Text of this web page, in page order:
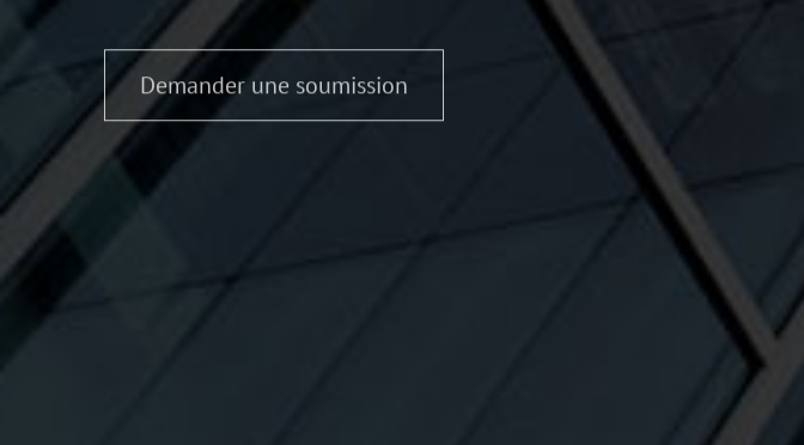
Demander une soumission